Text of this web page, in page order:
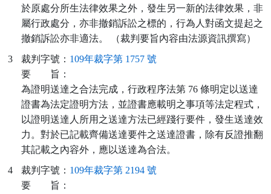
於原處分所生法律效果之外，發生另一新的法律效果，非
屬行政處分，亦非撤銷訴訟之標的，行為人對函文提起之
撤銷訴訟亦非適法。 （裁判要旨內容由法源資訊撰寫）
3
裁判字號： 109年裁字第 1757 號
要
旨：
為證明送達之合法完成，行政程序法第 76 條明定以送達
證書為法定證明方法，並證書應載明之事項等法定程式，
以證明送達人所用之送達方法已經踐行要件，發生送達效
力。對於已記載齊備送達要件之送達證書，除有反證推翻
其記載之內容外，應以送達為合法。
4
裁判字號： 109年裁字第 2194 號
要
旨：